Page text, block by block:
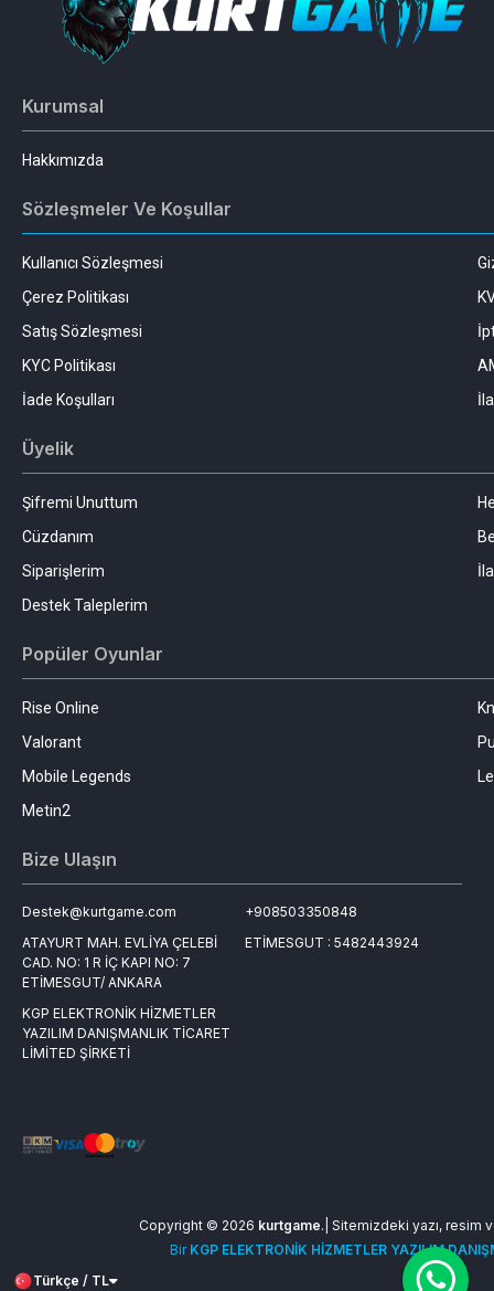
Kurumsal
Hakkımızda
Sözleşmeler Ve Koşullar
Kullanıcı Sözleşmesi
Çerez Politikası
Satış Sözleşmesi
KYC Politikası
İade Koşulları
Üyelik
Şifremi Unuttum
Cüzdanım
Siparişlerim
Destek Taleplerim
Popüler Oyunlar
Rise Online
Valorant
Mobile Legends
Metin2
Bize Ulaşın
Destek@kurtgame.com
+908503350848
ATAYURT MAH. EVLİYA ÇELEBİ
CAD. NO: 1 R İÇ KAPI NO: 7
ETİMESGUT/ ANKARA
ETİMESGUT : 5482443924
KGP ELEKTRONİK HİZMETLER
YAZILIM DANIŞMANLIK TİCARET
LİMİTED ŞİRKETİ
Copyright © 2026 kurtgame.| Sitemizdeki yazı, resim
Bir KGP ELEKTRONİK HİZMETLER YAZILIM
Türkçe / TL